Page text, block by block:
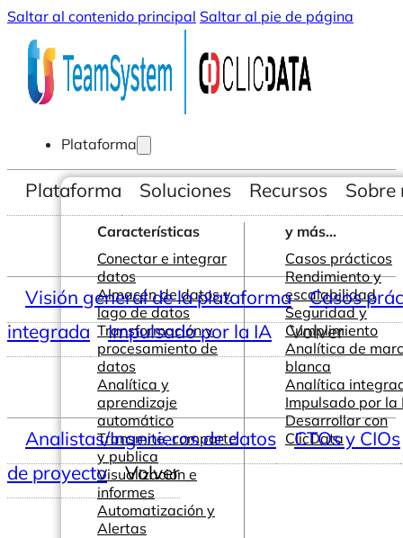
Saltar al contenido principal Saltar al pie de página
Plataforma
Características
Conectar e integrar
datos
Almacén de datos y
lago de datos
Transformación y
procesamiento de
datos
Analítica y
aprendizaje
automático
Transmite, comparte
y publica
Visualización e
informes
Automatización y
Alertas
y más...
Casos prácticos
Rendimiento y
escalabilidad
Seguridad y
Cumplimiento
Analítica de
blanca
Analítica
Impulsado por la
Desarrollar con
ClicData
Plataforma Soluciones Recursos Sobre
Visión general de la plataforma
Casos
integrada
Impulsado por la IA Volver
Analistas/Ingenieros de datos
CTOs y CIOs
de proyecto
Volver